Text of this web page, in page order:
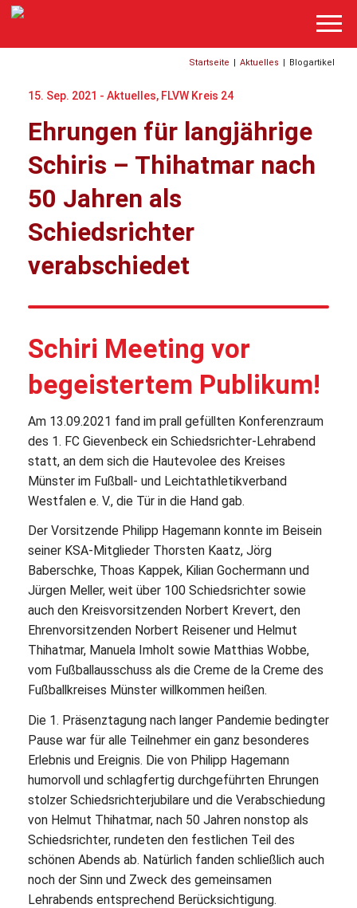
Startseite | Aktuelles | Blogartikel
15. Sep. 2021 - Aktuelles, FLVW Kreis 24
Ehrungen für langjährige
Schiris – Thihatmar nach
50 Jahren als
Schiedsrichter
verabschiedet
Schiri Meeting vor
begeistertem Publikum!
Am 13.09.2021 fand im prall gefüllten Konferenzraum
des 1. FC Gievenbeck ein Schiedsrichter-Lehrabend
statt, an dem sich die Hautevolee des Kreises
Münster im Fußball- und Leichtathletikverband
Westfalen e. V., die Tür in die Hand gab.
Der Vorsitzende Philipp Hagemann konnte im Beisein
seiner KSA-Mitglieder Thorsten Kaatz, Jörg
Baberschke, Thoas Kappek, Kilian Gochermann und
Jürgen Meller, weit über 100 Schiedsrichter sowie
auch den Kreisvorsitzenden Norbert Krevert, den
Ehrenvorsitzenden Norbert Reisener und Helmut
Thihatmar, Manuela Imholt sowie Matthias Wobbe,
vom Fußballausschuss als die Creme de la Creme des
Fußballkreises Münster willkommen heißen.
Die 1. Präsenztagung nach langer Pandemie bedingter
Pause war für alle Teilnehmer ein ganz besonderes
Erlebnis und Ereignis. Die von Philipp Hagemann
humorvoll und schlagfertig durchgeführten Ehrungen
stolzer Schiedsrichterjubilare und die Verabschiedung
von Helmut Thihatmar, nach 50 Jahren nonstop als
Schiedsrichter, rundeten den festlichen Teil des
schönen Abends ab. Natürlich fanden schließlich auch
noch der Sinn und Zweck des gemeinsamen
Lehrabends entsprechend Berücksichtigung.